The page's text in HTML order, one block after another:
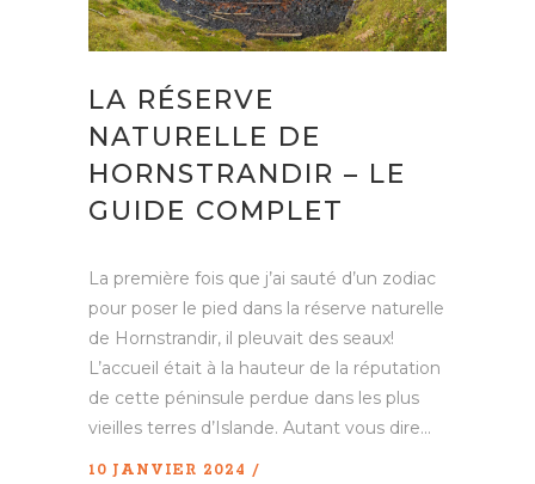
LA RÉSERVE
NATURELLE DE
HORNSTRANDIR – LE
GUIDE COMPLET
La première fois que j’ai sauté d’un zodiac
pour poser le pied dans la réserve naturelle
de Hornstrandir, il pleuvait des seaux!
L’accueil était à la hauteur de la réputation
de cette péninsule perdue dans les plus
vieilles terres d’Islande. Autant vous dire...
10 JANVIER 2024